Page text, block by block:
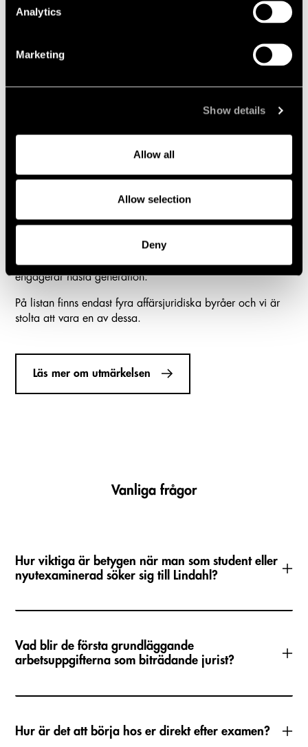
Analytics
Marketing
Show details
Allow all
Allow selection
Deny
Lindahl utses till Karriärföretag 2026
en utmärkelse som årligen delas ut till arbetsgivare som
erbjuder särskilt goda karriärmöjligheter och inspirerar och
engagerar nästa generation.
På listan finns endast fyra affärsjuridiska byråer och vi är
stolta att vara en av dessa.
Läs mer om utmärkelsen
Vanliga frågor
Hur viktiga är betygen när man som student eller
nyutexaminerad söker sig till Lindahl?
Vad blir de första grundläggande
arbetsuppgifterna som biträdande jurist?
Hur är det att börja hos er direkt efter examen?